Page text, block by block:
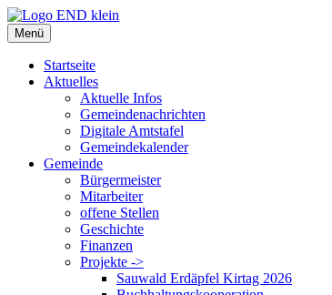
Zum
Inhalt
springen
Menü
Startseite
Aktuelles
Aktuelle Infos
Gemeindenachrichten
Digitale Amtstafel
Gemeindekalender
Gemeinde
Bürgermeister
Mitarbeiter
offene Stellen
Geschichte
Finanzen
Projekte ->
Sauwald Erdäpfel Kirtag 2026